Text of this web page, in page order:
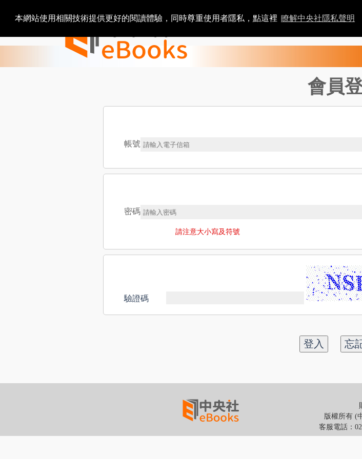
本網站使用相關技術提供更好的閱讀體驗，同時尊重使用者隱私，點這裡 瞭解中央社隱私聲明
會員
帳號
密碼
請注意大小寫及符號
驗證碼
登入 忘
版權所有 (
客服電話：